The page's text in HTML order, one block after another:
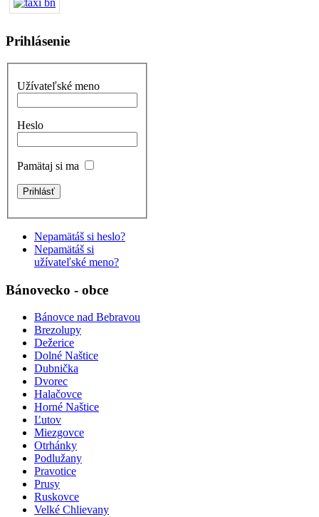
Prihlásenie
Užívateľské meno
Heslo
Pamätaj si ma
Nepamätáš si heslo?
Nepamätáš si
užívateľské meno?
Bánovecko - obce
Bánovce nad Bebravou
Brezolupy
Dežerice
Dolné Naštice
Dubnička
Dvorec
Halačovce
Horné Naštice
Ľutov
Miezgovce
Otrhánky
Podlužany
Pravotice
Prusy
Ruskovce
Velké Chlievany